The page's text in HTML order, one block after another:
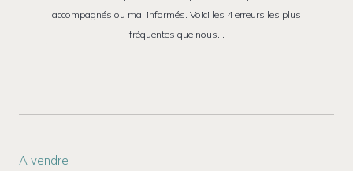
accompagnés ou mal informés. Voici les 4 erreurs les plus
fréquentes que nous…
A vendre